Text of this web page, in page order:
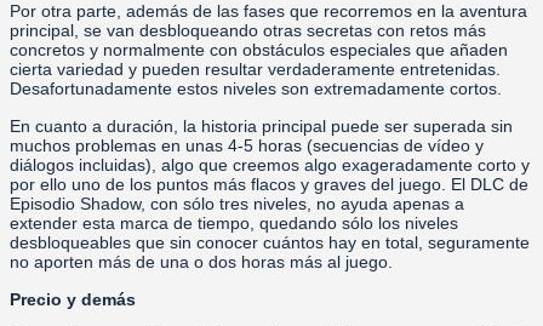
Por otra parte, además de las fases que recorremos en la aventura
principal, se van desbloqueando otras secretas con retos más
concretos y normalmente con obstáculos especiales que añaden
cierta variedad y pueden resultar verdaderamente entretenidas.
Desafortunadamente estos niveles son extremadamente cortos.
En cuanto a duración, la historia principal puede ser superada sin
muchos problemas en unas 4-5 horas (secuencias de vídeo y
diálogos incluidas), algo que creemos algo exageradamente corto y
por ello uno de los puntos más flacos y graves del juego. El DLC de
Episodio Shadow, con sólo tres niveles, no ayuda apenas a
extender esta marca de tiempo, quedando sólo los niveles
desbloqueables que sin conocer cuántos hay en total, seguramente
no aporten más de una o dos horas más al juego.
Precio y demás